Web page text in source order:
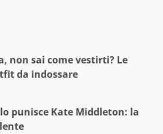
non sai come vestirti? Le
da indossare
punisce Kate Middleton: la